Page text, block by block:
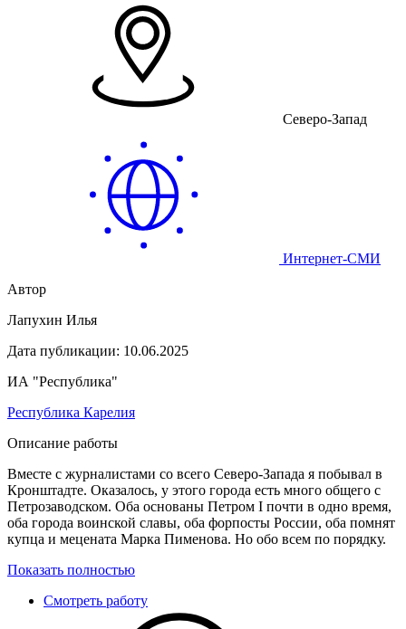
Северо-Запад
Интернет-СМИ
Автор
Лапухин Илья
Дата публикации: 10.06.2025
ИА "Республика"
Республика Карелия
Описание работы
Вместе с журналистами со всего Северо-Запада я побывал в
Кронштадте. Оказалось, у этого города есть много общего с
Петрозаводском. Оба основаны Петром I почти в одно время,
оба города воинской славы, оба форпосты России, оба помнят
купца и мецената Марка Пименова. Но обо всем по порядку.
Показать полностью
Смотреть работу